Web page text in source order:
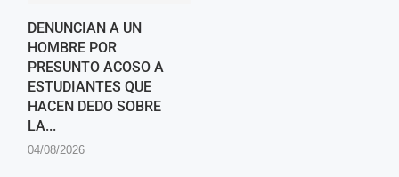
DENUNCIAN A UN
HOMBRE POR
PRESUNTO ACOSO A
ESTUDIANTES QUE
HACEN DEDO SOBRE
LA...
04/08/2026